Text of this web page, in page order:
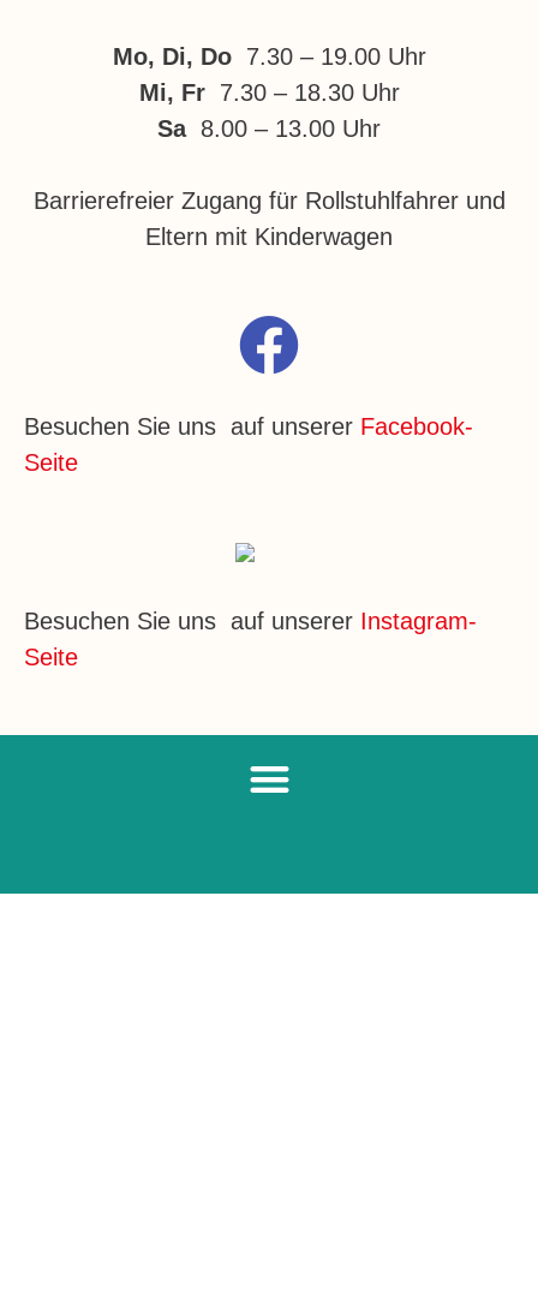
Mo, Di, Do 7.30 – 19.00 Uhr
Mi, Fr 7.30 – 18.30 Uhr
Sa8.00 – 13.00 Uhr
Barrierefreier Zugang für Rollstuhlfahrer und
Eltern mit Kinderwagen
Besuchen Sie uns auf unserer Facebook-
Seite
Besuchen Sie uns auf unserer Instagram-
Seite